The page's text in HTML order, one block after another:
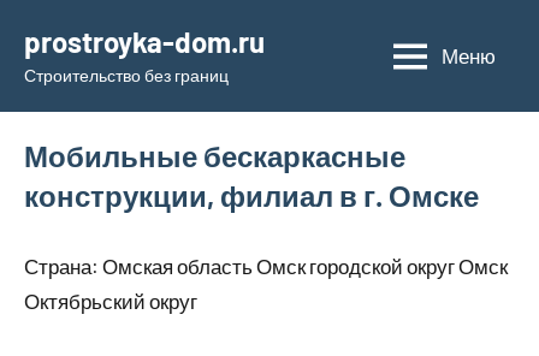
содержимому
prostroyka-dom.ru
Строительство без границ
Меню
Мобильные бескаркасные
конструкции, филиал в г. Омске
Страна: Омская область Омск городской округ Омск
Октябрьский округ